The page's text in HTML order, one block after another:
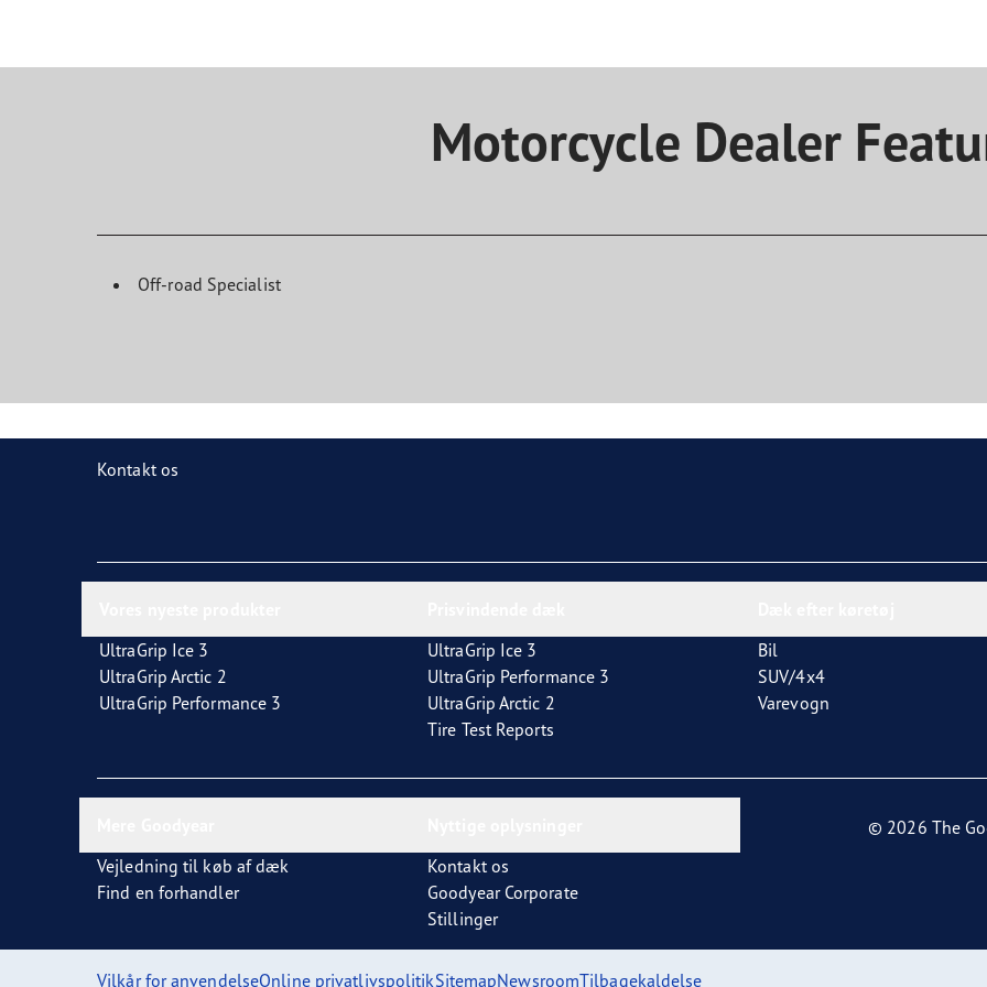
Motorcycle Dealer
Off-road Specialist
Kontakt os
UltraGrip Ice 3
UltraGrip Arctic 2
UltraGrip Performance 3
UltraGrip Ice 3
UltraGrip Performance 3
UltraGrip Arctic 2
Tire Test Reports
Bil
SUV/4x4
Varevogn
Vejledning til køb af dæk
Find en forhandler
Kontakt os
Goodyear Corporate
Stillinger
© 2026 The
Vilkår for anvendelseOnline privatlivspolitikSitemapNewsroomTilbagekaldelse